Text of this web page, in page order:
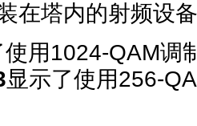
在塔内的射频设
使用1024-QAM调
显示了使用256-